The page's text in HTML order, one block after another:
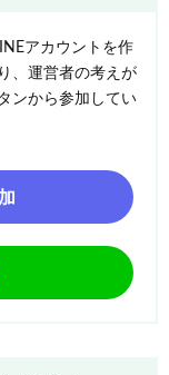
アカウントを作
、運営者の考えが
ンから参加してい